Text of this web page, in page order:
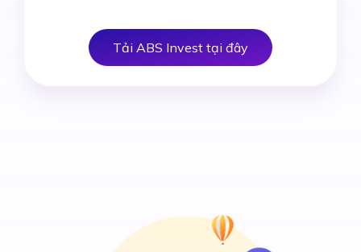
Tải ABS Invest tại đây